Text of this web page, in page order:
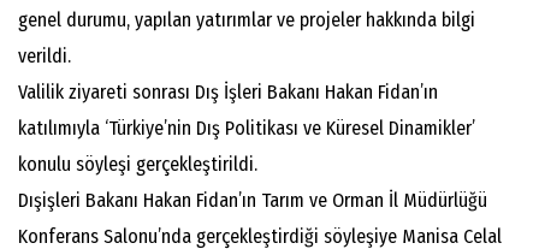
genel durumu, yapılan yatırımlar ve projeler hakkında bilgi
verildi.
Valilik ziyareti sonrası Dış İşleri Bakanı Hakan Fidan’ın
katılımıyla ‘Türkiye’nin Dış Politikası ve Küresel Dinamikler’
konulu söyleşi gerçekleştirildi.
Dışişleri Bakanı Hakan Fidan’ın Tarım ve Orman İl Müdürlüğü
Konferans Salonu’nda gerçekleştirdiği söyleşiye Manisa Celal